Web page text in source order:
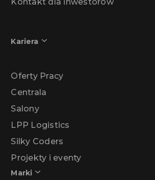
Kariera
Oferty Pracy
Centrala
Salony
LPP Logistics
Silky Coders
Projekty i eventy
Marki